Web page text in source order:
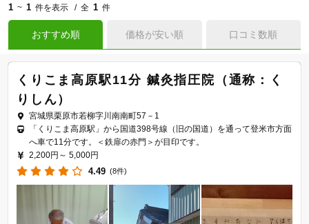
1 ~ 1 件を表示 全 1 件
おすすめ順 価格が安い順 口コミ数順
くりこま高原駅11分 鍼灸指圧院（通称：く
りしん）
宮城県栗原市若柳字川南南町57－1
「くりこま高原駅」から国道398号線（旧の国道）を通って登米市方面
へ車で11分です。＜鉄扉の赤門＞が目印です。
2,200円～ 5,000円
4.49 (8件)